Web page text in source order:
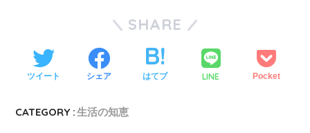
SHARE
ツイート シェア はてブ LINE Pocket
CATEGORY :生活の知恵